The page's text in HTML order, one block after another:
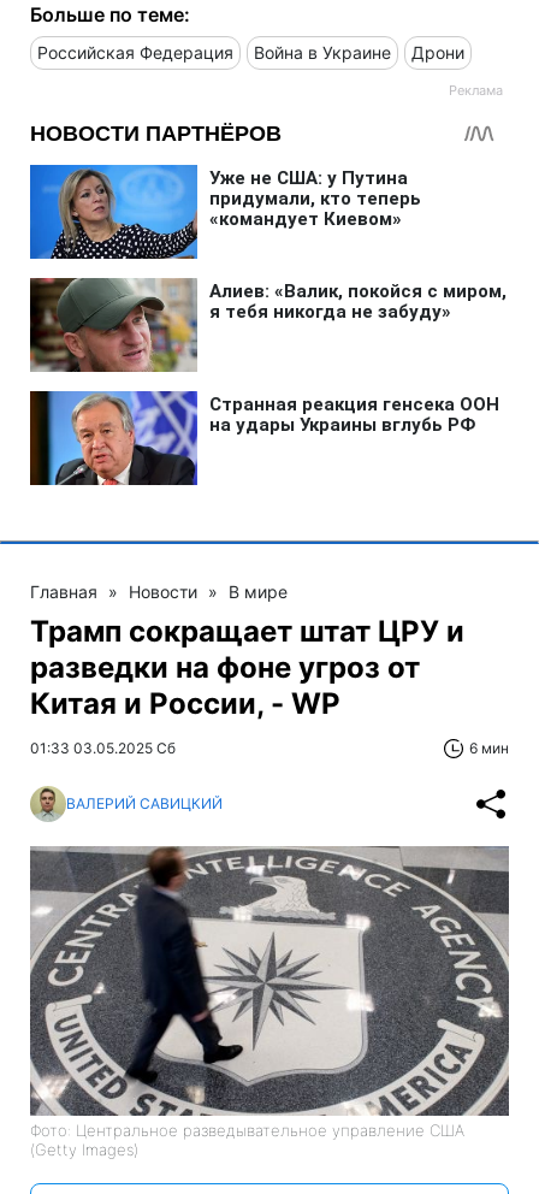
Больше по теме:
Российская Федерация Война в Украине Дрони
Главная » Новости » В мире
Трамп сокращает штат ЦРУ и
разведки на фоне угроз от
Китая и России, - WP
01:33 03.05.2025 Сб 6 мин
ВАЛЕРИЙ САВИЦКИЙ
Фото: Центральное разведывательное управление США
(Getty Images)